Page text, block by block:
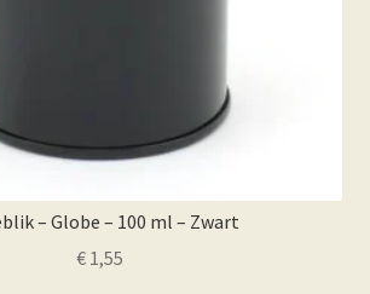
– Globe – 100 ml – Zwart
€1,55